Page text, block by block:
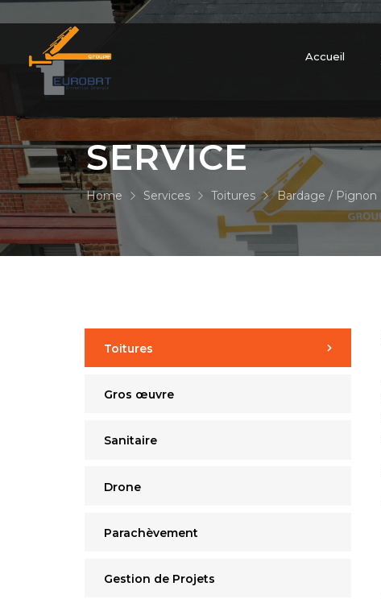
Accueil
SERVICE
Home Services Toitures Bardage / Pignon
Toitures
Gros œuvre
Sanitaire
Drone
Parachèvement
Gestion de Projets